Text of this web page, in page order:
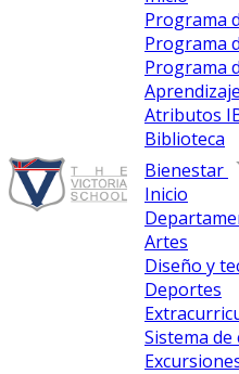
Programa
Programa
Programa
Atributos
Biblioteca
Bienestar
Inicio
Artes
Diseño y
Deportes
Sistema